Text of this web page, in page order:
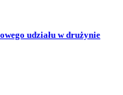
udziału w drużynie